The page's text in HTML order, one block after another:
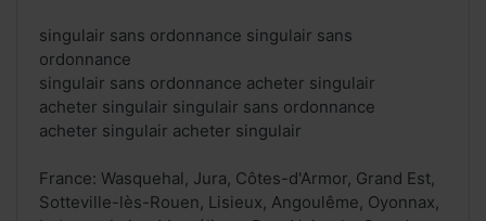
singulair sans ordonnance singulair sans
ordonnance
singulair sans ordonnance acheter singulair
acheter singulair singulair sans ordonnance
acheter singulair acheter singulair
France: Wasquehal, Jura, Côtes-d'Armor, Grand Est,
Sotteville-lès-Rouen, Lisieux, Angoulême, Oyonnax,